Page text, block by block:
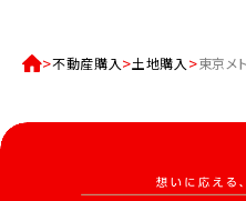
不動産購入 土地購入 東京メ